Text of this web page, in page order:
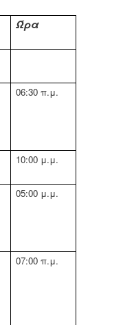
Ώρα
06:30 π.μ.
10:00 μ.μ.
05:00 μ.μ.
07:00 π.μ.